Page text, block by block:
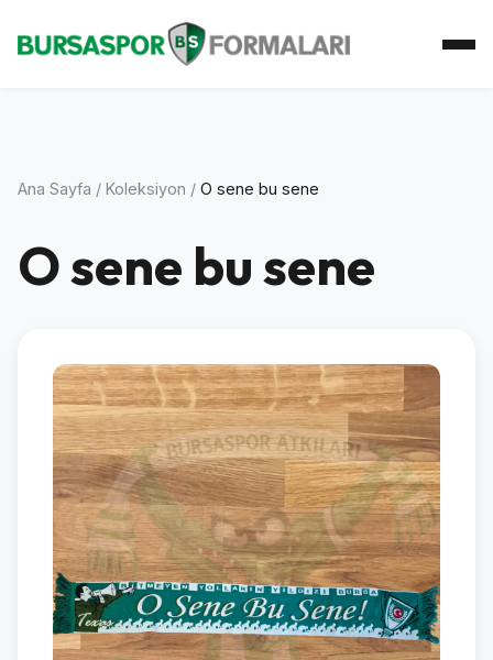
Koleksiyon
Ana Sayfa / Koleksiyon / O sene bu sene
O sene bu sene